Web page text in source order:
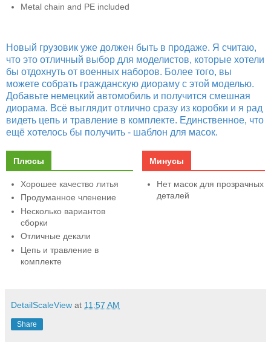
Metal chain and PE included
Новый грузовик уже должен быть в продаже. Я считаю,
что это отличный выбор для моделистов, которые хотели
бы отдохнуть от военных наборов. Более того, вы
можете собрать гражданскую диораму с этой моделью.
Добавьте немецкий автомобиль и получится смешная
диорама. Всё выглядит отлично сразу из коробки и я рад
видеть цепь и травление в комплекте. Единственное, что
ещё хотелось бы получить - шаблон для масок.
Плюсы
Хорошее качество литья
Продуманное членение
Несколько вариантов
сборки
Отличные декали
Цепь и травление в
комплекте
Минусы
Нет масок для прозрачных
деталей
DetailScaleView at 11:57 AM
Share